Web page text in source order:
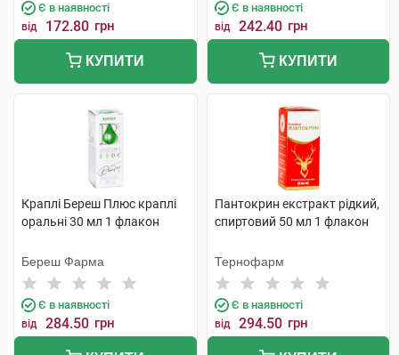
Є в наявності
від 172.80 грн
КУПИТИ
Є в наявності
від 242.40 грн
КУПИТИ
Краплі Береш Плюс краплі
оральні 30 мл 1 флакон
Береш Фарма
Є в наявності
від 284.50 грн
Пантокрин екстракт рідкий,
спиртовий 50 мл 1 флакон
Тернофарм
Є в наявності
від 294.50 грн